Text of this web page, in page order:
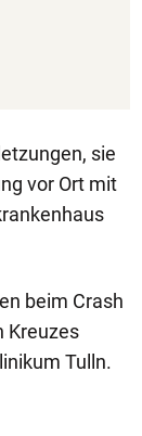
sie
vor Ort mit
beim Crash
Kreuzes
Tulln.